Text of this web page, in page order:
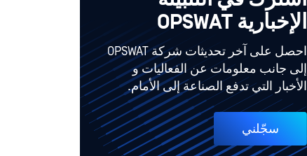
الإخبارية OPSWAT
احصل على آخر تحديثات شركة OPSWAT
إلى جانب معلومات عن الفعاليات و
الأخبار التي تدفع الصناعة إلى الأمام.
سجّلني